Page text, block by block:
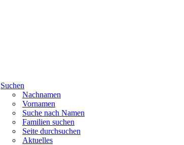
Suchen
Nachnamen
Vornamen
Suche nach Namen
Familien suchen
Seite durchsuchen
Aktuelles